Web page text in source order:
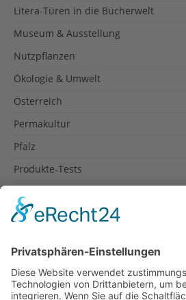
Litera-Türen in die Bücherwelt
Museum & Ausstellung
Nutzpflanzen
Ökologie & Umwelt
Österreich
Permakultur
Pfalz
Produkte-Tests
Rezepte
Spanien
Südtirol